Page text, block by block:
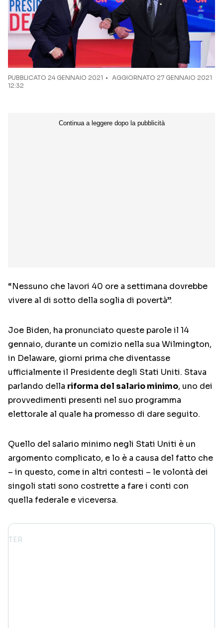
PUBBLICATO 24 GENNAIO 2021
AGGIORNATO 27 GENNAIO 2021
12:32
“Nessuno che lavori 40 ore a settimana dovrebbe
vivere al di sotto della soglia di povertà”.
Joe Biden, ha pronunciato queste parole il 14
gennaio, durante un comizio nella sua Wilmington,
in Delaware, giorni prima che diventasse
ufficialmente il Presidente degli Stati Uniti. Stava
parlando della riforma del salario minimo, uno dei
provvedimenti presenti nel suo programma
elettorale al quale ha promesso di dare seguito.
Quello del salario minimo negli Stati Uniti è un
argomento complicato, e lo è a causa del fatto che
– in questo, come in altri contesti – le volontà dei
singoli stati sono costrette a fare i conti con
quella federale e viceversa.